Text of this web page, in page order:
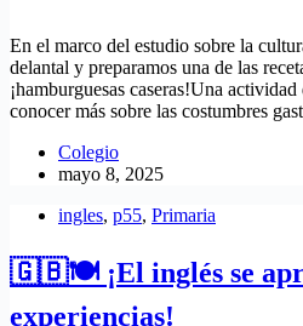
En el marco del estudio sobre la
delantal y preparamos una de las
¡hamburguesas caseras!Una
conocer más sobre las costumbres
Colegio
mayo 8, 2025
ingles, p55, Primaria
🇬🇧🍽️ ¡El inglés se
experiencias!